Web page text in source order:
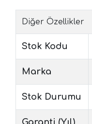
Diğer Özellikler
Stok Kodu
Marka
Stok Durumu
Garanti (Yıl)